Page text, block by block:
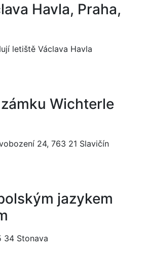
Havla, Praha,
letiště Václava Havla
Wichterle
24, 763 21 Slavičín
jazykem
34 Stonava